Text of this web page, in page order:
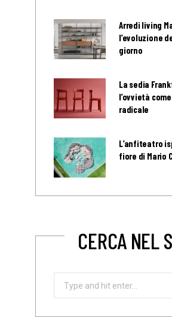
Arredi living
l’evoluzione
giorno
La sedia
l’ovvietà
radicale
L’anfiteatro
fiore di Mario
CERCA NEL